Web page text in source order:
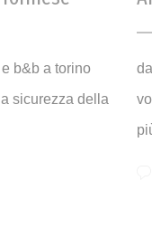
b&b a torino
sicurezza della